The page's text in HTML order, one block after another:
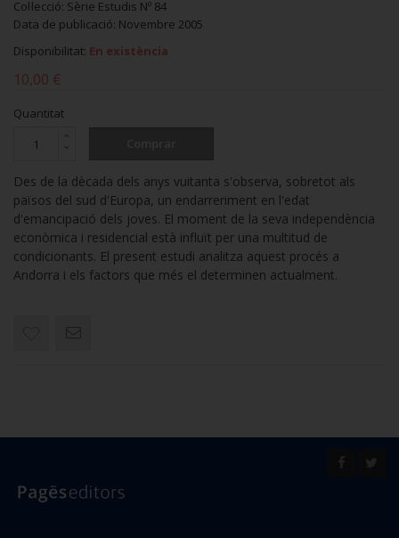
Col·lecció: Sèrie Estudis Nº 84
Data de publicació: Novembre 2005
Disponibilitat: En existència
10,00 €
Quantitat
Des de la dècada dels anys vuitanta s'observa, sobretot als
països del sud d'Europa, un endarreriment en l'edat
d'emancipació dels joves. El moment de la seva independència
econòmica i residencial està influït per una multitud de
condicionants. El present estudi analitza aquest procés a
Andorra i els factors que més el determinen actualment.